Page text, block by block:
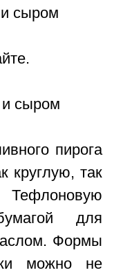
пирога
круглую, так
Тефлоновую
для
Формы
можно не